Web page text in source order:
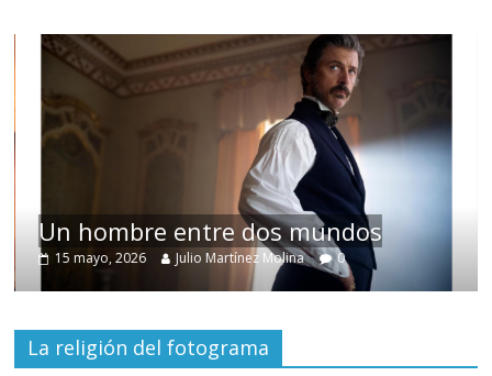
Un hombre entre dos mundos
15 mayo, 2026 Julio Martínez Molina 0
La religión del fotograma